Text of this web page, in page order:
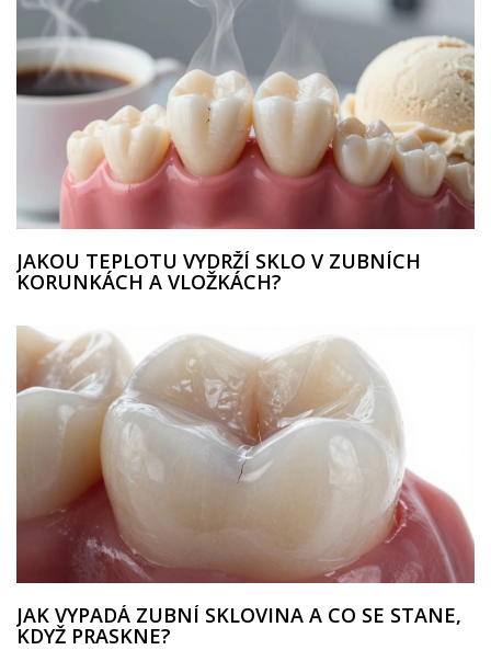
JAKOU TEPLOTU VYDRŽÍ SKLO V ZUBNÍCH
KORUNKÁCH A VLOŽKÁCH?
JAK VYPADÁ ZUBNÍ SKLOVINA A CO SE STANE,
KDYŽ PRASKNE?